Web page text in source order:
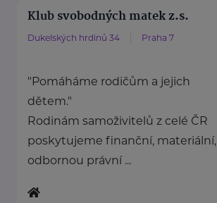
Klub svobodných matek z.s.
Dukelských hrdinů 34 Praha 7
"Pomáháme rodičům a jejich
dětem."
Rodinám samoživitelů z celé ČR
poskytujeme finanční, materiální,
odbornou právní ...